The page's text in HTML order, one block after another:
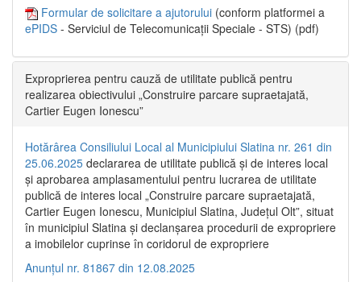
Formular de solicitare a ajutorului (conform platformei a
ePIDS - Serviciul de Telecomunicații Speciale - STS) (pdf)
Exproprierea pentru cauză de utilitate publică pentru
realizarea obiectivului „Construire parcare supraetajată,
Cartier Eugen Ionescu”
Hotărârea Consiliului Local al Municipiului Slatina nr. 261 din
25.06.2025 declararea de utilitate publică și de interes local
și aprobarea amplasamentului pentru lucrarea de utilitate
publică de interes local „Construire parcare supraetajată,
Cartier Eugen Ionescu, Municipiul Slatina, Județul Olt”, situat
în municipiul Slatina și declanșarea procedurii de expropriere
a imobilelor cuprinse în coridorul de expropriere
Anunțul nr. 81867 din 12.08.2025